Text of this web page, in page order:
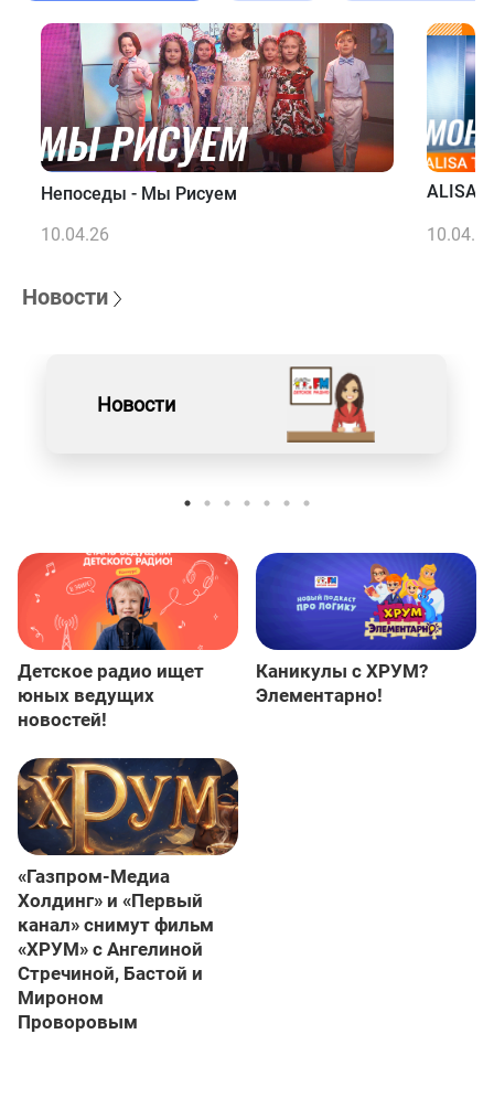
Непоседы - Мы Рисуем
10.04.26
ALISA
10.04.26
Новости
Новости
Детское радио ищет
юных ведущих
новостей!
Каникулы с ХРУМ?
Элементарно!
«Газпром-Медиа
Холдинг» и «Первый
канал» снимут фильм
«ХРУМ» с Ангелиной
Стречиной, Бастой и
Мироном
Проворовым